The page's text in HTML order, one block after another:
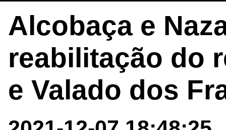
Alcobaça e
reabilitação do
e Valado dos